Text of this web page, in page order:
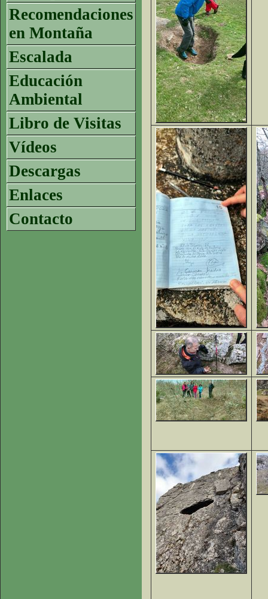
Recomendaciones
en Montaña
Escalada
Educación
Ambiental
Libro de Visitas
Vídeos
Descargas
Enlaces
Contacto